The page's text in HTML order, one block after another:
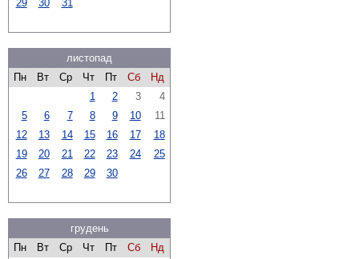
29
30 31
листопад
Пн
Вт Ср Чт Пт Сб
Нд
1
2 3
4
5
6 7 8 9 10
11
12
13 14 15 16 17
18
19
20 21 22 23 24
25
26
27 28 29 30
грудень
Пн
Вт Ср Чт Пт Сб
Нд